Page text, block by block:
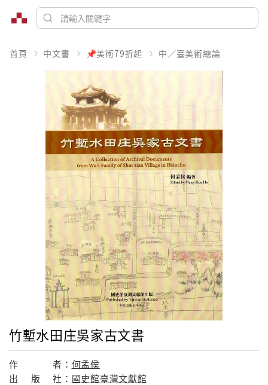
首頁 中文書 📌美術79折起 中／臺美術總論
竹塹水田庄吳家古文書
作 者： 何孟侯
出
版 社： 國史館臺灣文獻館